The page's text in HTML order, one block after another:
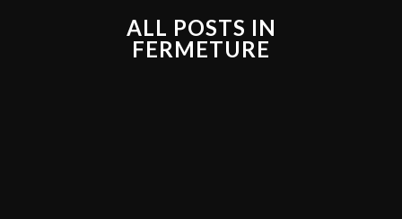
ALL POSTS IN
FERMETURE